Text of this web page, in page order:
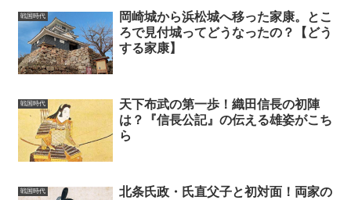
戦国時代
岡崎城から浜松城へ移った家康。とこ
ろで見付城ってどうなったの？【どう
する家康】
戦国時代
天下布武の第一歩！織田信長の初陣
は？『信長公記』の伝える雄姿がこち
ら
戦国時代
北条氏政・氏直父子と初対面！両家の